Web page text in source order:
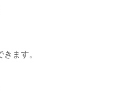
ます。